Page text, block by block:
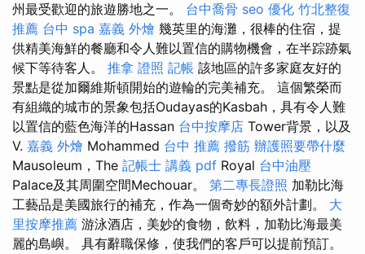
州最受歡迎的旅遊勝地之一。 台中喬骨 seo 優化 竹北整復
推薦 台中 spa 嘉義 外燴 幾英里的海灘，很棒的住宿，提
供精美海鮮的餐廳和令人難以置信的購物機會，在半踪跡氣
候下等待客人。 推拿 證照 記帳 該地區的許多家庭友好的
景點是從加爾維斯頓開始的遊輪的完美補充。 這個繁榮而
有組織的城市的景象包括Oudayas的Kasbah，具有令人難
以置信的藍色海洋的Hassan 台中按摩店 Tower背景，以及
V. 嘉義 外燴 Mohammed 台中 推薦 撥筋 辦護照要帶什麼
Mausoleum，The 記帳士 講義 pdf Royal 台中油壓
Palace及其周圍空間Mechouar。 第二專長證照 加勒比海
工藝品是美國旅行的補充，作為一個奇妙的額外計劃。 大
里按摩推薦 游泳酒店，美妙的食物，飲料，加勒比海最美
麗的島嶼。 具有辭職保修，使我們的客戶可以提前預訂。